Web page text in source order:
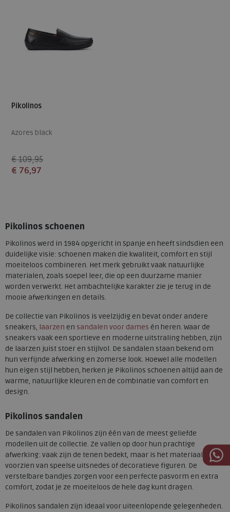
Pikolinos
Azores black
€ 109,95
€ 76,97
Pikolinos schoenen
Pikolinos werd in 1984 opgericht in Spanje en heeft sindsdien een
duidelijke visie: schoenen maken die kwaliteit, comfort en stijl
moeiteloos combineren. Het merk gebruikt vaak natuurlijke
materialen, zoals soepel leer, die op een duurzame manier
worden verwerkt. Het ambachtelijke karakter zie je terug in de
mooie afwerkingen en details.
De collectie van Pikolinos is veelzijdig en bevat onder andere
sneakers, laarzen en sandalen voor dames én heren. Waar de
sneakers vaak een sportieve en moderne uitstraling hebben, zijn
de laarzen juist stoer en stijlvol. De sandalen staan bekend om
hun verfijnde afwerking en zomerse look. Hoewel alle modellen
hun eigen stijl hebben, herken je Pikolinos schoenen altijd aan de
warme, natuurlijke kleuren en de combinatie van comfort en
design.
Pikolinos sandalen
De sandalen van Pikolinos zijn één van de meest geliefde
modellen uit de collectie. Ze vallen op door hun prachtige
afwerking: vaak zijn de tenen bedekt, maar is het materiaal
voorzien van speelse uitsnedes of decoratieve figuren. De
verstelbare bandjes zorgen voor een perfecte pasvorm en extra
comfort, zodat je ze moeiteloos de hele dag kunt dragen.
Pikolinos sandalen zijn ideaal voor uiteenlopende gelegenheden.